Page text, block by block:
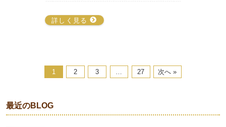
詳しく見る
1 2 3 27 次へ »
最近のBLOG